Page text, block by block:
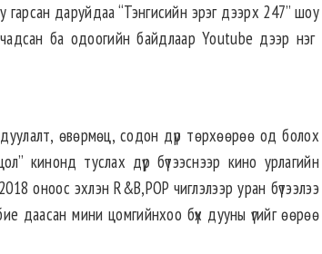
даруйдаа “Тэнгисийн эрэг дээрх 247” шоу
чадсан ба одоогийн байдлаар Youtube дээр нэг
өвөрмөц, содон дүр төрхөөрөө од болох
кинонд туслах дүр бүтээснээр кино урлагийн
оноос эхлэн R&B,POP чиглэлээр уран бүтээлээ
даасан мини цомгийнхоо бүх дууны үгийг өөрөө